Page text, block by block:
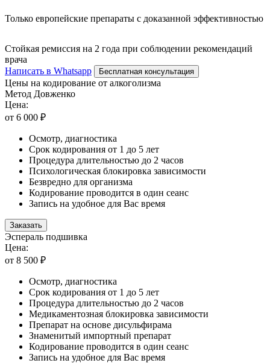
Только европейские препараты с доказанной эффективностью
Стойкая ремиссия на 2 года при соблюдении рекомендаций
врача
Написать в Whatsapp
Бесплатная консультация
Цены на кодирование от алкоголизма
Метод Довженко
Цена:
от 6 000 ₽
Осмотр, диагностика
Срок кодирования от 1 до 5 лет
Процедура длительностью до 2 часов
Психологическая блокировка зависимости
Безвредно для организма
Кодирование проводится в один сеанс
Запись на удобное для Вас время
Заказать
Эспераль подшивка
Цена:
от 8 500 ₽
Осмотр, диагностика
Срок кодирования от 1 до 5 лет
Процедура длительностью до 2 часов
Медикаментозная блокировка зависимости
Препарат на основе дисульфирама
Знаменитый импортный препарат
Кодирование проводится в один сеанс
Запись на удобное для Вас время